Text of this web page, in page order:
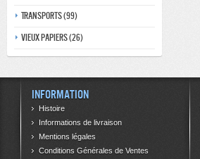
Transports (99)
Vieux papiers (26)
Information
Histoire
Informations de livraison
Mentions légales
Conditions Générales de Ventes